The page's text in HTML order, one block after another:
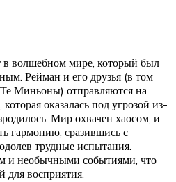
в волшебном мире, который был
Рейман и его друзья (в том
Миньоны) отправляются на
оказалась под угрозой из-
Мир охвачен хаосом, и
гармонию, сразившись с
трудные испытания.
и необычными событиями, что
для восприятия.